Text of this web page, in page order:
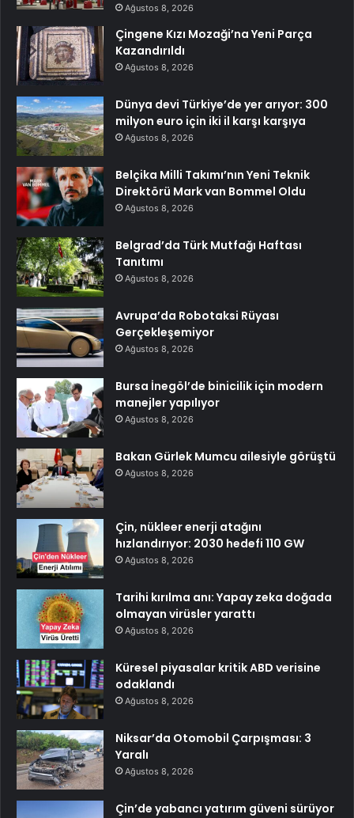
Ağustos 8, 2026
Çingene Kızı Mozaği’na Yeni Parça
Kazandırıldı
Ağustos 8, 2026
Dünya devi Türkiye’de yer arıyor: 300
milyon euro için iki il karşı karşıya
Ağustos 8, 2026
Belçika Milli Takımı’nın Yeni Teknik
Direktörü Mark van Bommel Oldu
Ağustos 8, 2026
Belgrad’da Türk Mutfağı Haftası
Tanıtımı
Ağustos 8, 2026
Avrupa’da Robotaksi Rüyası
Gerçekleşemiyor
Ağustos 8, 2026
Bursa İnegöl’de binicilik için modern
manejler yapılıyor
Ağustos 8, 2026
Bakan Gürlek Mumcu ailesiyle görüştü
Ağustos 8, 2026
Çin, nükleer enerji atağını
hızlandırıyor: 2030 hedefi 110 GW
Ağustos 8, 2026
Tarihi kırılma anı: Yapay zeka doğada
olmayan virüsler yarattı
Ağustos 8, 2026
Küresel piyasalar kritik ABD verisine
odaklandı
Ağustos 8, 2026
Niksar’da Otomobil Çarpışması: 3
Yaralı
Ağustos 8, 2026
Çin’de yabancı yatırım güveni sürüyor